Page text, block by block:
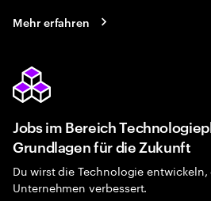
Mehr erfahren
Jobs im Bereich
Grundlagen für die Zukunft
Du wirst die Technologie
Unternehmen verbessert.